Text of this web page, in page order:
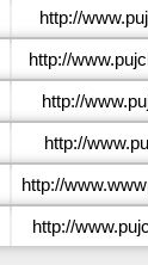
http://
http://
http://
http://
http://
http://